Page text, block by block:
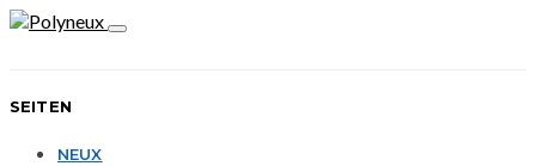
SEITEN
NEUX